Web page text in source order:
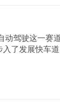
驾驶这一
发展快车